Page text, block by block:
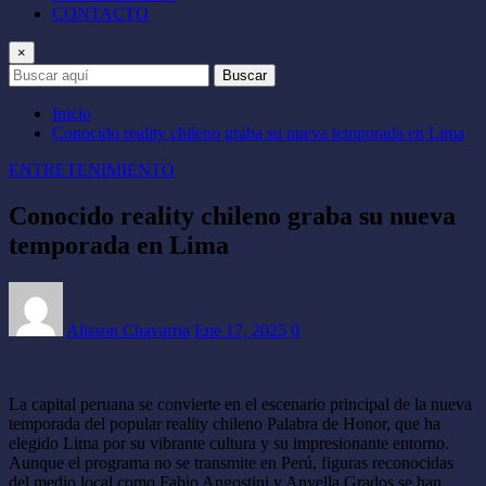
CONTACTO
×
Buscar
Inicio
Conocido reality chileno graba su nueva temporada en Lima
ENTRETENIMIENTO
Conocido reality chileno graba su nueva
temporada en Lima
Alisson Chavarria Ene 17, 2025 0
La capital peruana se convierte en el escenario principal de la nueva
temporada del popular reality chileno Palabra de Honor, que ha
elegido Lima por su vibrante cultura y su impresionante entorno.
Aunque el programa no se transmite en Perú, figuras reconocidas
del medio local como Fabio Angostini y Anyella Grados se han